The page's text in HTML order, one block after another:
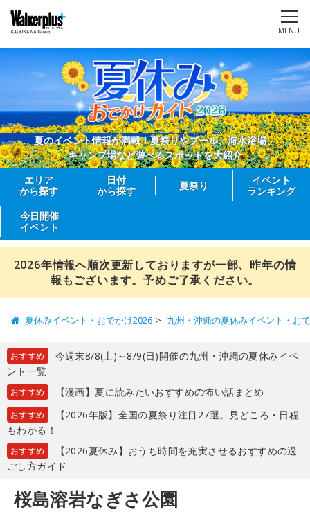
MENU
夏のイベント情報が満載！夏祭りやプール、海水浴場、
キャンプ場など遊べるスポットを大紹介
エリア
から探す
日付
から探す
夏祭り
イベント
ランキング
今日開催
イベント
2026年情報へ順次更新しておりますが一部、昨年の情
報もございます。予めご了承ください。
夏休みイベント・おでかけ2026 九州・沖縄の夏休みイベント・お
おすすめ
今週末8/8(土)～8/9(日)開催の九州・沖縄の夏休みイベ
ント一覧
おすすめ 【漫画】夏に読みたいおすすめの怖い話まとめ
おすすめ
【2026年版】全国の夏祭り注目27選。見どころ・日程
もわかる！
おすすめ
【2026夏休み】おうち時間を充実させるおすすめの過
ごし方ガイド
桜島溶岩なぎさ公園